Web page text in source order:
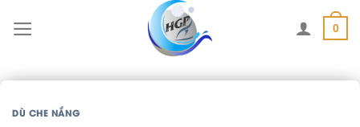
0
DÙ CHE NẮNG